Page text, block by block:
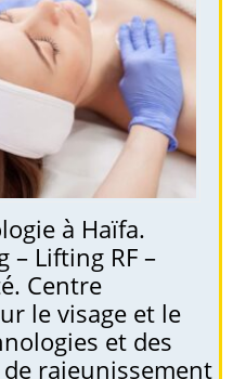
à Haïfa.
– Lifting RF –
Centre
le visage et le
et des
rajeunissement